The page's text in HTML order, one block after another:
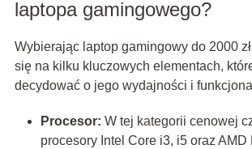
laptopa gamingowego?
Wybierając laptop gamingowy do 2000
się na kilku kluczowych elementach,
decydować o jego wydajności i
Procesor: W tej kategorii cenowej
procesory Intel Core i3, i5 oraz AMD